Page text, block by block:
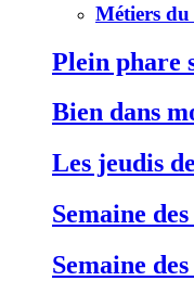
Métiers du
Plein phare
Bien dans
Les jeudis
Semaine
Semaine